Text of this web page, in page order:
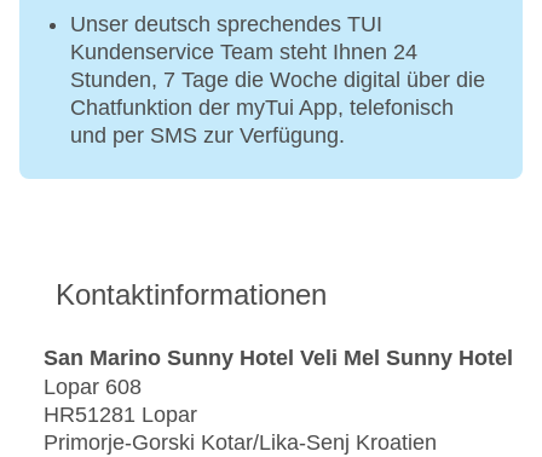
Unser deutsch sprechendes TUI
Kundenservice Team steht Ihnen 24
Stunden, 7 Tage die Woche digital über die
Chatfunktion der myTui App, telefonisch
und per SMS zur Verfügung.
Kontaktinformationen
San Marino Sunny Hotel Veli Mel Sunny Hotel
Lopar 608
HR51281 Lopar
Primorje-Gorski Kotar/Lika-Senj Kroatien